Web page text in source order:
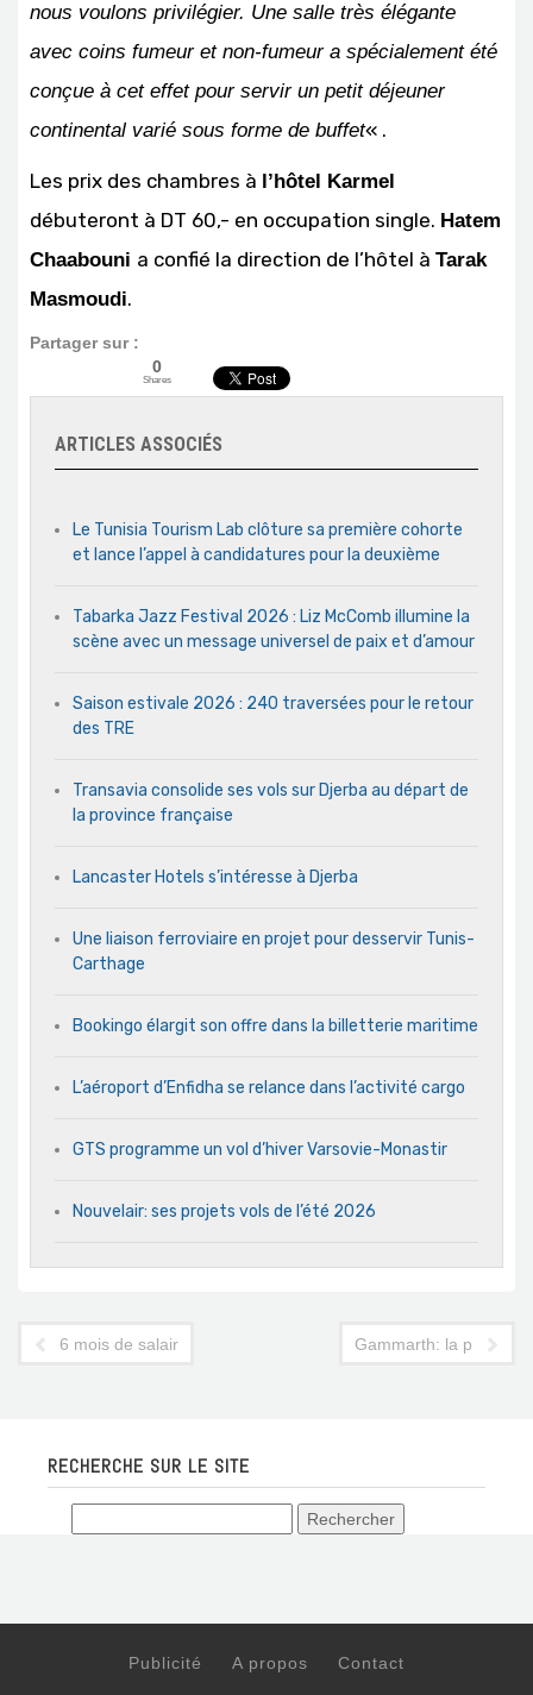
nous voulons privilégier. Une salle très élégante
avec coins fumeur et non-fumeur a spécialement été
conçue à cet effet pour servir un petit déjeuner
continental varié sous forme de buffet« .
Les prix des chambres à l’hôtel Karmel
débuteront à DT 60,- en occupation single. Hatem
Chaabouni a confié la direction de l’hôtel à Tarak
Masmoudi.
Partager sur :
0
Shares
ARTICLES ASSOCIÉS
Le Tunisia Tourism Lab clôture sa première cohorte
et lance l’appel à candidatures pour la deuxième
Tabarka Jazz Festival 2026 : Liz McComb illumine la
scène avec un message universel de paix et d’amour
Saison estivale 2026 : 240 traversées pour le retour
des TRE
Transavia consolide ses vols sur Djerba au départ de
la province française
Lancaster Hotels s’intéresse à Djerba
Une liaison ferroviaire en projet pour desservir Tunis-
Carthage
Bookingo élargit son offre dans la billetterie maritime
L’aéroport d’Enfidha se relance dans l’activité cargo
GTS programme un vol d’hiver Varsovie-Monastir
Nouvelair: ses projets vols de l’été 2026
6 mois de salaires pour les travailleurs du secteur touristique
Gammarth: la
RECHERCHE SUR LE SITE
Publicité A propos Contact